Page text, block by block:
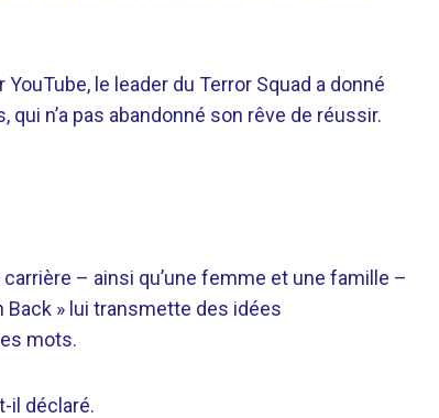
le leader du Terror Squad a donné
n’a pas abandonné son rêve de réussir.
– ainsi qu’une femme et une famille –
Back » lui transmette des idées
mots.
il déclaré.